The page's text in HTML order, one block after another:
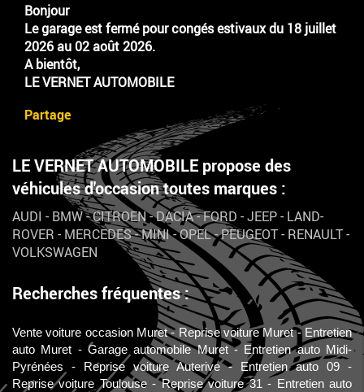
Bonjour
Le garage est fermé pour congés estivaux du 18 juillet
2026 au 02 août 2026.
A bientôt,
LE VERNET AUTOMOBILE
Partage
LE VERNET AUTOMOBILE propose des
véhicules d'occasion toutes marques :
AUDI - BMW-CITROEN-DACIA-FORD -JEEP- LAND-
ROVER - MERCEDES-MINI-OPEL-PEUGEOT- RENAULT-
VOLKSWAGEN
Recherches fréquentes :
Vente voiture occasion Muret Reprise voiture Muret
Entretien
auto Muret
Garage automobile Muret
Entretien auto Midi-
Pyrénées
Reprise voiture Auterive
Entretien auto 09
Reprise voiture Toulouse
Reprise voiture 31
Entretien auto